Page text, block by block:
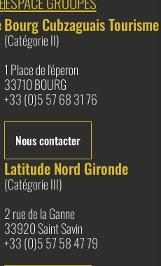
Bourg Cubzaguais Tourisme
(Catégorie II)
1 Place de l'éperon
33710 BOURG
+33 (0)5 57 68 31 76
Nous contacter
Latitude Nord Gironde
(Catégorie III)
2 rue de la Ganne
33920 Saint Savin
+33 (0)5 57 58 47 79